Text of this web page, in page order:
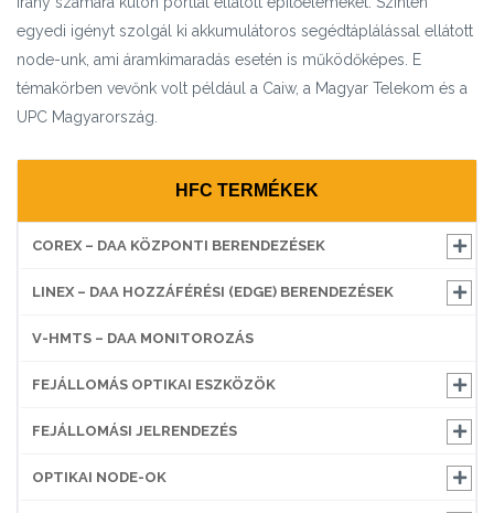
egyedi igényt szolgál ki akkumulátoros segédtáplálással ellátott
node-unk, ami áramkimaradás esetén is működőképes. E
témakörben vevőnk volt például a Caiw, a Magyar Telekom és a
UPC Magyarország.
HFC TERMÉKEK
COREX – DAA KÖZPONTI BERENDEZÉSEK
LINEX – DAA HOZZÁFÉRÉSI (EDGE) BERENDEZÉSEK
V-HMTS – DAA MONITOROZÁS
FEJÁLLOMÁS OPTIKAI ESZKÖZÖK
FEJÁLLOMÁSI JELRENDEZÉS
OPTIKAI NODE-OK